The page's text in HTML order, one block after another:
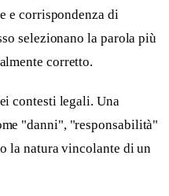
e corrispondenza di
selezionano la parola più
corretto.
contesti legali. Una
"danni", "responsabilità"
la natura vincolante di un